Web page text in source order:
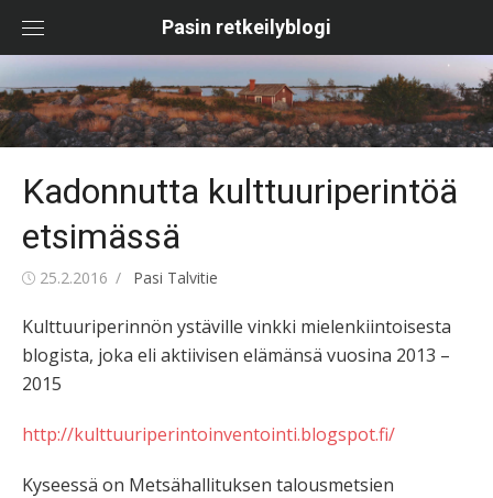
content
Pasin retkeilyblogi
Kadonnutta kulttuuriperintöä
etsimässä
Posted
25.2.2016 Author
Pasi Talvitie
Kulttuuriperinnön ystäville vinkki mielenkiintoisesta
blogista, joka eli aktiivisen elämänsä vuosina 2013 –
2015
http://kulttuuriperintoinventointi.blogspot.fi/
Kyseessä on Metsähallituksen talousmetsien